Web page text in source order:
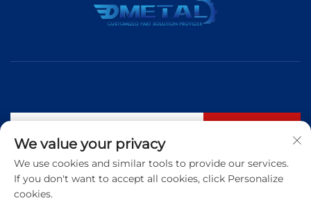
Tel:+86 183 5421 3960
We value your privacy
We use cookies and similar tools to provide our services.
If you don't want to accept all cookies, click Personalize
cookies.